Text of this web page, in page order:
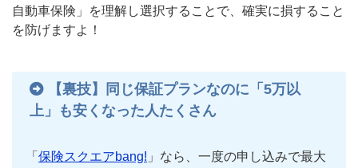
自動車保険」を理解し選択することで、確実に損すること
を防げますよ！
【裏技】同じ保証プランなのに「5万以
上」も安くなった人たくさん
「 保険スクエアbang! 」なら、一度の申し込みで最大